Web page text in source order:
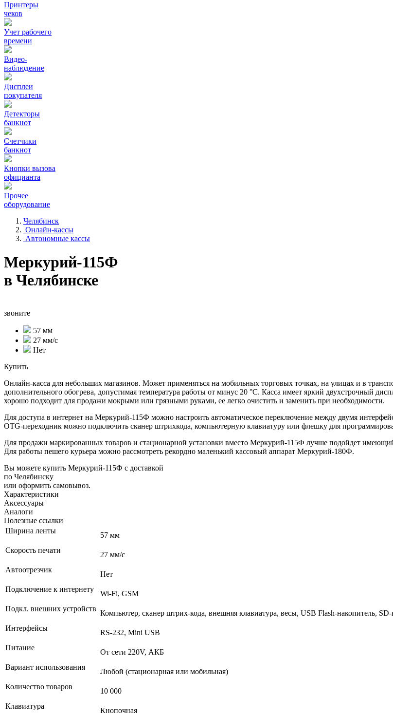
Принтеры
чеков
Учет рабочего
времени
Видео‑
наблюдение
Дисплеи
покупателя
Детекторы
банкнот
Счетчики
банкнот
Кнопки вызова
официанта
Прочее
оборудование
Челябинск
Онлайн-кассы
Автономные кассы
Меркурий-115Ф
в Челябинске
звоните
57 мм
27 мм/с
Нет
Купить
Онлайн-касса для небольших магазинов. Может применяться на мобильных торговых точках, на улицах и в
дополнительного обогрева, допустимая температура работы от минус 20 °С. Касса имеет яркий двухстрочный
хорошо подходит для продажи мокрыми или грязными руками, ее легко очистить и заменить при необходимости.
Для доступа в интернет на Меркурий-115Ф можно настроить автоматическое переключение между двумя
OTG-переходник можно подключить сканер штрихкода, компьютерную клавиатуру или флешку для
Для продажи маркированных товаров и стационарной установки вместо Меркурий-115Ф лучше подойдет
Для работы пешего курьера можно рассмотреть рекордно маленький кассовый аппарат Меркурий-180Ф.
Вы можете купить Меркурий-115Ф с доставкой
по Челябинску
или оформить самовывоз.
Характеристики
Аксессуары
Аналоги
Полезные ссылки
Ширина ленты
57 мм
Скорость печати
27 мм/с
Автоотрезчик
Нет
Подключение к интернету
Wi-Fi, GSM
Подкл. внешних устройств
Компьютер, сканер штрих-кода, внешняя клавиатура, весы, USB Flash-накопитель, SD-
Интерфейсы
RS-232, Mini USB
Питание
От сети 220V, АКБ
Вариант использования
Любой (стационарная или мобильная)
Количество товаров
10 000
Клавиатура
Кнопочная